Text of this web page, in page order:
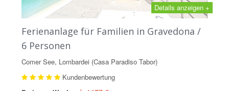
Details anzeigen +
Ferienanlage für Familien in Gravedona /
6 Personen
Comer See, Lombardei (Casa Paradiso Tabor)
Kundenbewertung